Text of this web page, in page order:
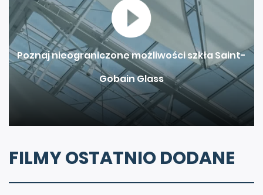
Poznaj nieograniczone możliwości szkła Saint-
Gobain Glass
FILMY OSTATNIO DODANE